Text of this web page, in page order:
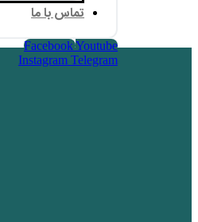
تماس با ما
FacebookYoutube
Instagram Telegram